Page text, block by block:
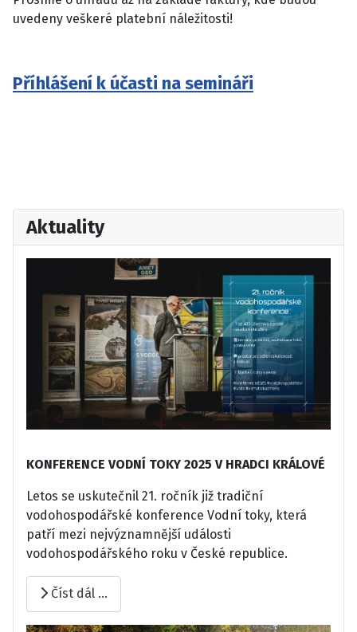
uvedeny veškeré platební náležitosti!
Příhlášení k účasti na semináři
Aktuality
KONFERENCE VODNÍ TOKY 2025 V HRADCI KRÁLOVÉ
Letos se uskutečnil 21. ročník již tradiční
vodohospodářské konference Vodní toky, která
patří mezi nejvýznamnější události
vodohospodářského roku v České republice.
Číst dál …